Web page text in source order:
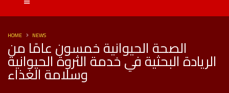
الصحة الحيوانية خمسون عامًا من
الريادة البحثية في خدمة الثروة الحيوانية
وسلامة الغذاء
HOME NEWS